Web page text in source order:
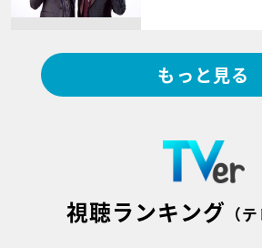
もっと見る
視聴ランキング （